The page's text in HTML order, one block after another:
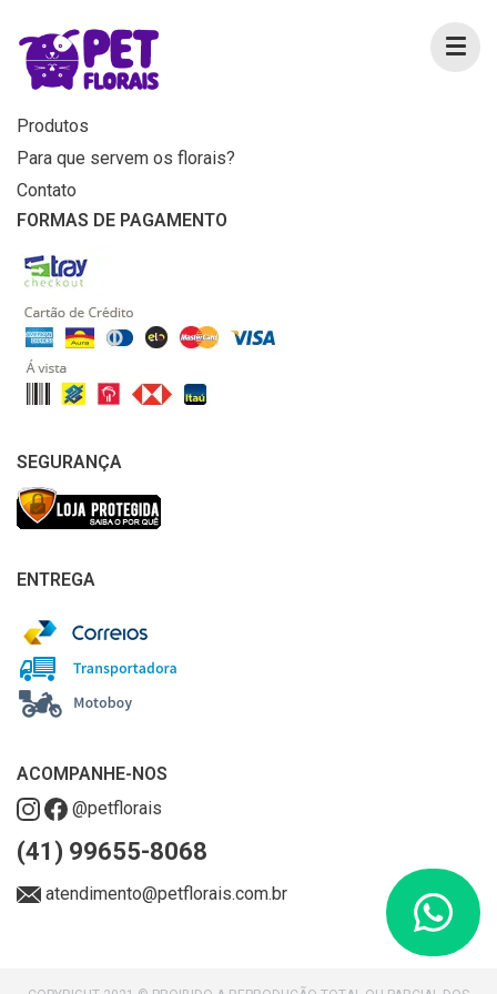
MENU
Home
Produtos
Para que servem os florais?
Contato
FORMAS DE PAGAMENTO
SEGURANÇA
ENTREGA
ACOMPANHE-NOS
@petflorais
(41) 99655-8068
atendimento@petflorais.com.br